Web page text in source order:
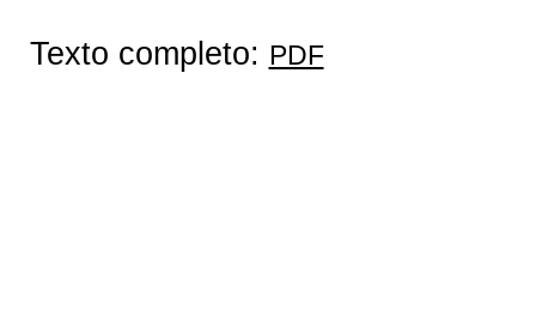
Texto completo: PDF